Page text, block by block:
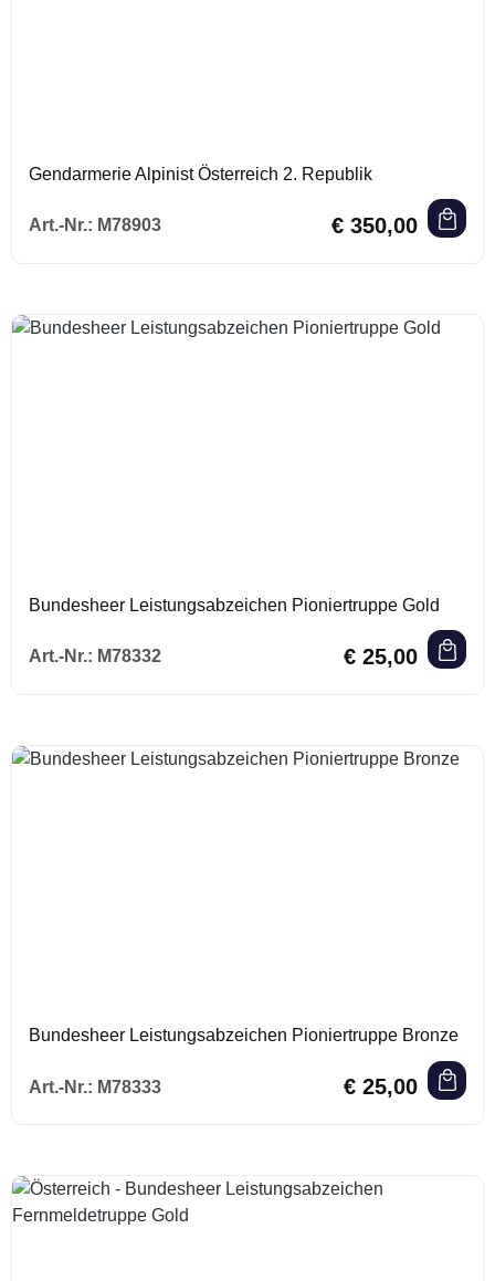
Gendarmerie Alpinist Österreich 2. Republik
Art.-Nr.: M78903 € 350,00
Bundesheer Leistungsabzeichen Pioniertruppe Gold
Art.-Nr.: M78332
Regulärer Preis:
€ 25,00
Bundesheer Leistungsabzeichen Pioniertruppe Bronze
Art.-Nr.: M78333
Regulärer Preis:
€ 25,00